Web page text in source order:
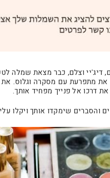
דיג'יי וצלם, כבר מצאת שמלה
מתפרעת עם מסקרה וגלוס. את
דרכו אל פנייך מפחיד אותך.
והסברים שימקדו אותך ויקלו